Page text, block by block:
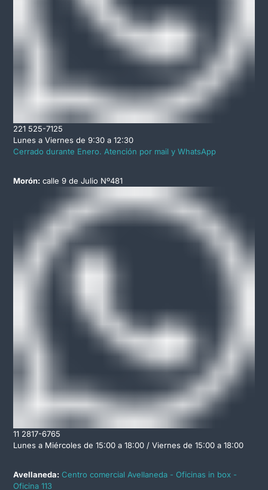
221 525-7125
Lunes a Viernes de 9:30 a 12:30
Cerrado durante Enero. Atención por mail y WhatsApp
Morón:calle 9 de Julio Nº481
11 2817-6765
Lunes a Miércoles de 15:00 a 18:00 / Viernes de 15:00 a 18:00
Avellaneda: Centro comercial Avellaneda - Oficinas in box -
Oficina 113